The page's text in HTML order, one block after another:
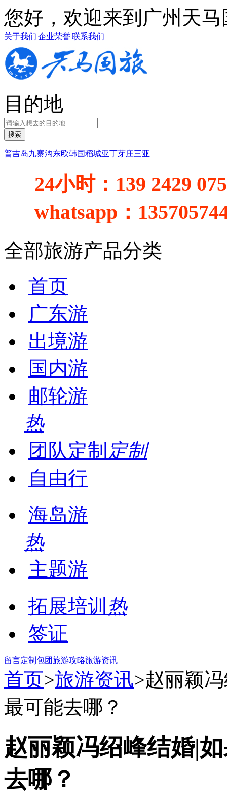
您好，欢迎来到广州天
关于我们|企业荣誉|联系我们
目的地
搜索
普吉岛九寨沟东欧韩国稻城亚丁芽庄三亚
24小时： 139 2429
whatsapp：
全部旅游产品分类
首页
广东游
出境游
国内游
邮轮游
热
团队定制 定制
自由行
海岛游
热
主题游
拓展培训 热
签证
留言定制包团旅游攻略旅游资讯
首页>旅游资讯>赵丽颖
最可能去哪？
赵丽颖冯绍峰结婚|
去哪？